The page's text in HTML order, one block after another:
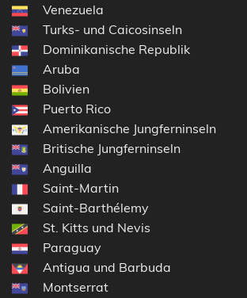
Venezuela
Turks- und Caicosinseln
Dominikanische Republik
Aruba
Bolivien
Puerto Rico
Amerikanische Jungferninseln
Britische Jungferninseln
Anguilla
Saint-Martin
Saint-Barthélemy
St. Kitts und Nevis
Paraguay
Antigua und Barbuda
Montserrat